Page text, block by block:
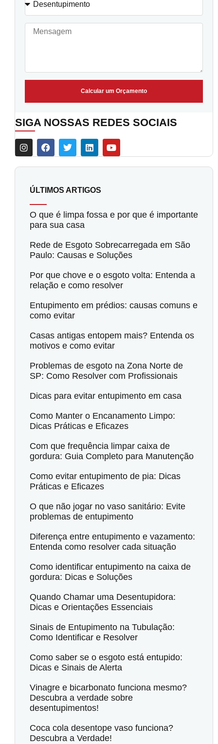
Calcular um Orçamento
SIGA NOSSAS REDES SOCIAIS
ÚLTIMOS ARTIGOS
O que é limpa fossa e por que é importante
para sua casa
Rede de Esgoto Sobrecarregada em São
Paulo: Causas e Soluções
Por que chove e o esgoto volta: Entenda a
relação e como resolver
Entupimento em prédios: causas comuns e
como evitar
Casas antigas entopem mais? Entenda os
motivos e como evitar
Problemas de esgoto na Zona Norte de
SP: Como Resolver com Profissionais
Dicas para evitar entupimento em casa
Como Manter o Encanamento Limpo:
Dicas Práticas e Eficazes
Com que frequência limpar caixa de
gordura: Guia Completo para Manutenção
Como evitar entupimento de pia: Dicas
Práticas e Eficazes
O que não jogar no vaso sanitário: Evite
problemas de entupimento
Diferença entre entupimento e vazamento:
Entenda como resolver cada situação
Como identificar entupimento na caixa de
gordura: Dicas e Soluções
Quando Chamar uma Desentupidora:
Dicas e Orientações Essenciais
Sinais de Entupimento na Tubulação:
Como Identificar e Resolver
Como saber se o esgoto está entupido:
Dicas e Sinais de Alerta
Vinagre e bicarbonato funciona mesmo?
Descubra a verdade sobre
desentupimentos!
Coca cola desentope vaso funciona?
Descubra a Verdade!